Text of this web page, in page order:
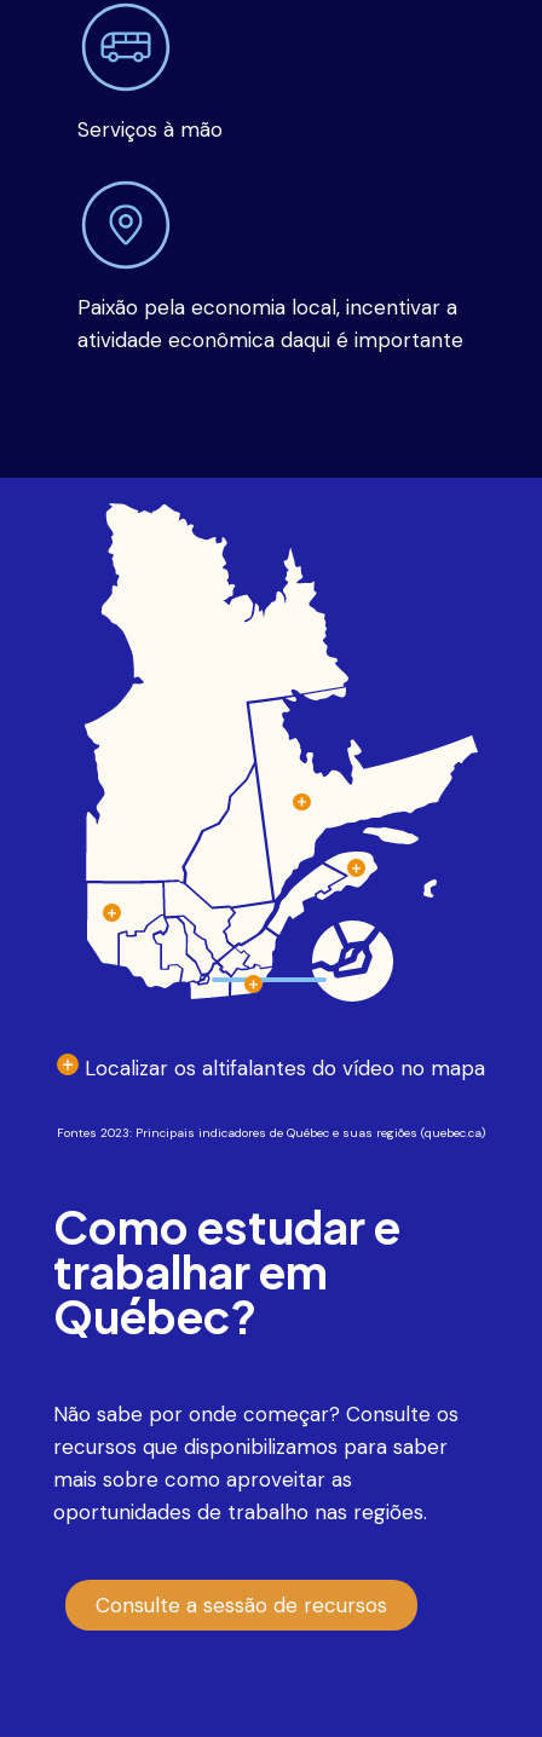
Serviços à mão
Paixão pela economia local, incentivar a
atividade econômica daqui é importante
Como estudar e
trabalhar em
Québec?
Não sabe por onde começar? Consulte os
recursos que disponibilizamos para saber
mais sobre como aproveitar as
oportunidades de trabalho nas regiões.
Consulte a sessão de recursos
Localizar os altifalantes do vídeo no mapa
Fontes 2023: Principais indicadores de Québec e suas regiões (quebec.ca)